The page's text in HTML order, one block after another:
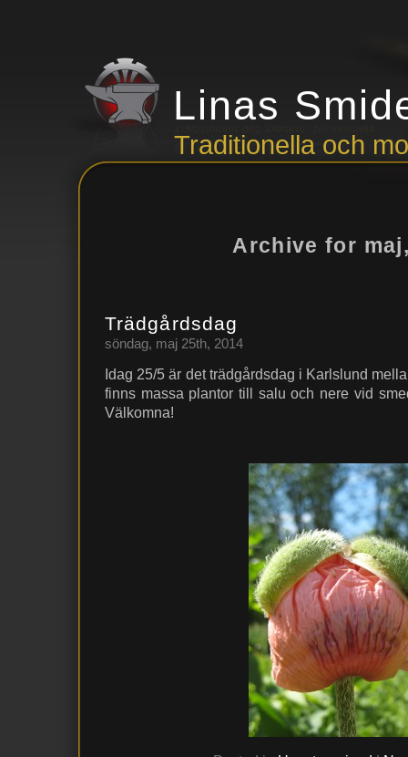
Linas
Traditionella och
Archive for
Trädgårdsdag
söndag, maj 25th, 2014
Idag 25/5 är det trädgårdsdag i Karlslund
finns massa plantor till salu och nere vid
Välkomna!